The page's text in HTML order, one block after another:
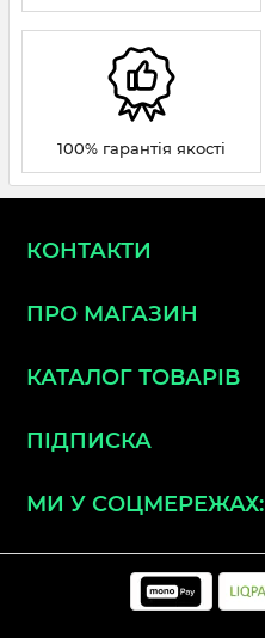
100% гарантія якості
КОНТАКТИ
ПРО МАГАЗИН
КАТАЛОГ ТОВАРІВ
ПІДПИСКА
МИ У СОЦМЕРЕЖАХ: